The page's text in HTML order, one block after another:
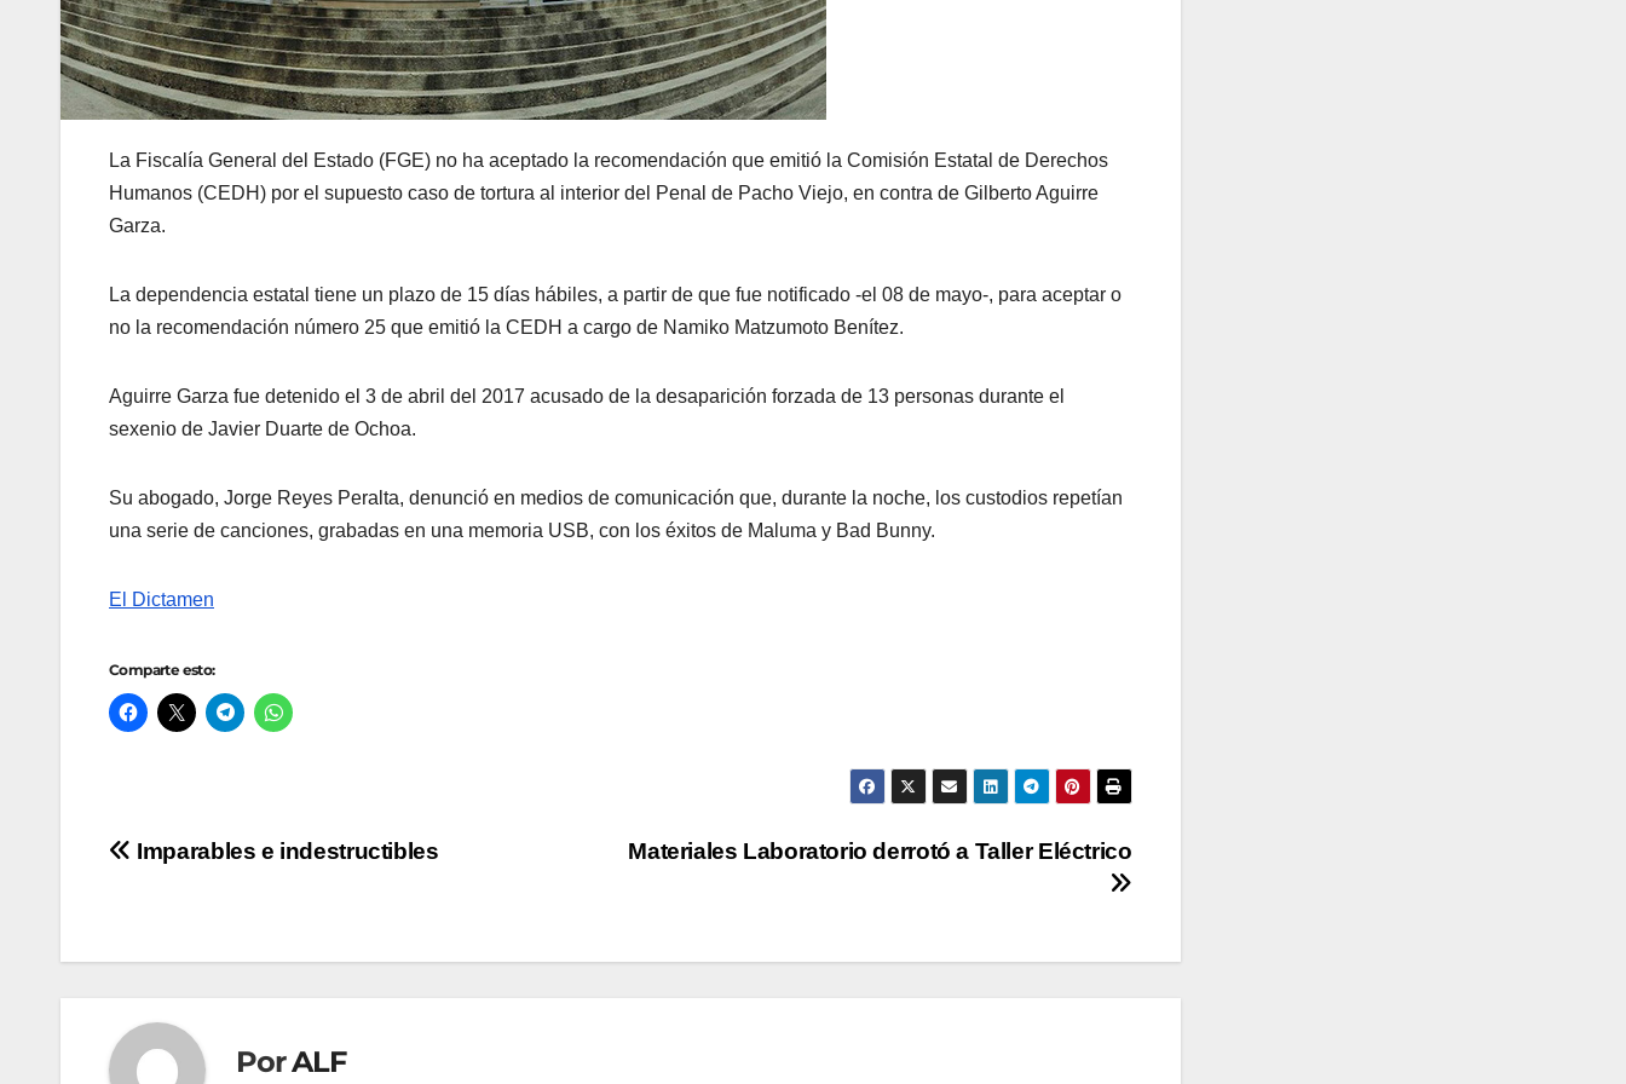
La Fiscalía General del Estado (FGE) no ha aceptado la recomendación que emitió la Comisión Estatal de Derechos
Humanos (CEDH) por el supuesto caso de tortura al interior del Penal de Pacho Viejo, en contra de Gilberto Aguirre
Garza.
La dependencia estatal tiene un plazo de 15 días hábiles, a partir de que fue notificado -el 08 de mayo-, para aceptar o
no la recomendación número 25 que emitió la CEDH a cargo de Namiko Matzumoto Benítez.
Aguirre Garza fue detenido el 3 de abril del 2017 acusado de la desaparición forzada de 13 personas durante el
sexenio de Javier Duarte de Ochoa.
Su abogado, Jorge Reyes Peralta, denunció en medios de comunicación que, durante la noche, los custodios repetían
una serie de canciones, grabadas en una memoria USB, con los éxitos de Maluma y Bad Bunny.
El Dictamen
Comparte esto:
Navegación
entradas
Materiales Laboratorio derrotó a Taller Eléctrico
Imparables e indestructibles
PorALF